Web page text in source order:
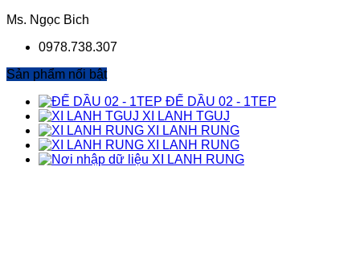
Ms. Ngọc Bich
0978.738.307
Sản phẩm nối bật
ĐẾ DẦU 02 - 1TEP
XI LANH TGUJ
XI LANH RUNG
XI LANH RUNG
XI LANH RUNG